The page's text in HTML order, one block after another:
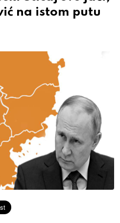
na istom putu